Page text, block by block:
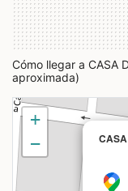
Cómo llegar a CASA
aproximada)
+
−